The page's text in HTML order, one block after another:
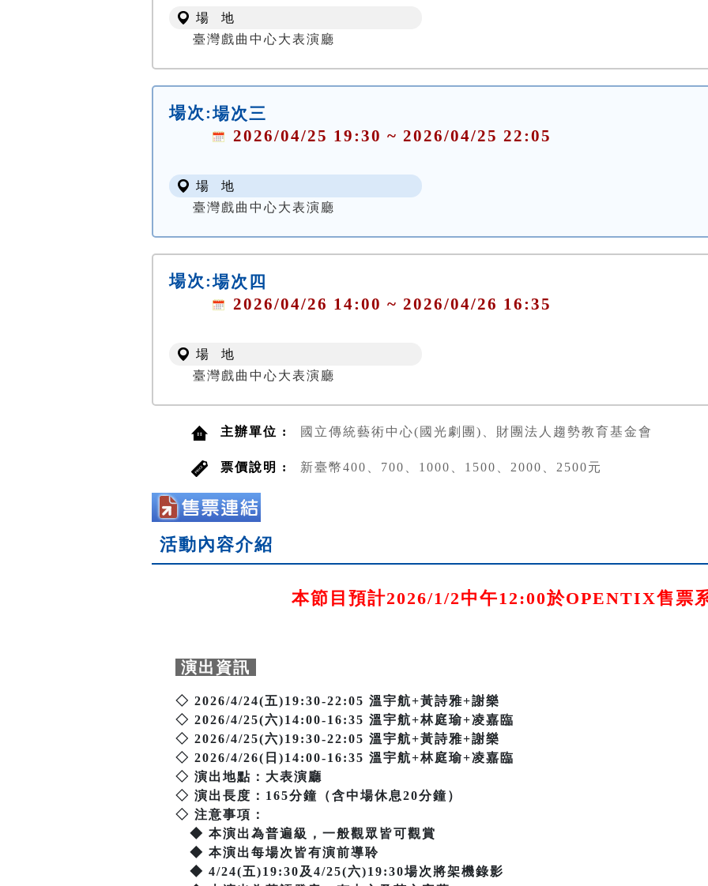
場 地
臺灣戲曲中心大表演廳
場次:場次三
2026/04/25 19:30 ~ 2026/04/25 22:05
場 地
臺灣戲曲中心大表演廳
場次:場次四
2026/04/26 14:00 ~ 2026/04/26 16:35
場 地
臺灣戲曲中心大表演廳
主辦單位 : 國立傳統藝術中心(國光劇團)、財團法人趨勢教育基金會
票價說明 : 新臺幣400、700、1000、1500、2000、2500元
活動內容介紹
本節目預計2026/1/2中午12:00於OPENTIX售票
演出資訊
◇ 2026/4/24(五)19:30-22:05 溫宇航+黃詩雅+謝樂
◇ 2026/4/25(六)14:00-16:35 溫宇航+林庭瑜+凌嘉臨
◇ 2026/4/25(六)19:30-22:05 溫宇航+黃詩雅+謝樂
◇ 2026/4/26(日)14:00-16:35 溫宇航+林庭瑜+凌嘉臨
◇ 演出地點：大表演廳
◇ 演出長度：165分鐘（含中場休息20分鐘）
◇ 注意事項：
◆ 本演出為普遍級，一般觀眾皆可觀賞
◆ 本演出每場次皆有演前導聆
◆ 4/24(五)19:30及4/25(六)19:30場次將架機錄影